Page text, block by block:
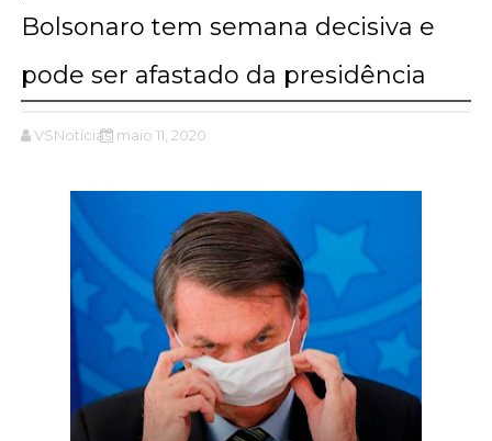
Bolsonaro tem semana decisiva e
pode ser afastado da presidência
VSNotícias maio 11, 2020